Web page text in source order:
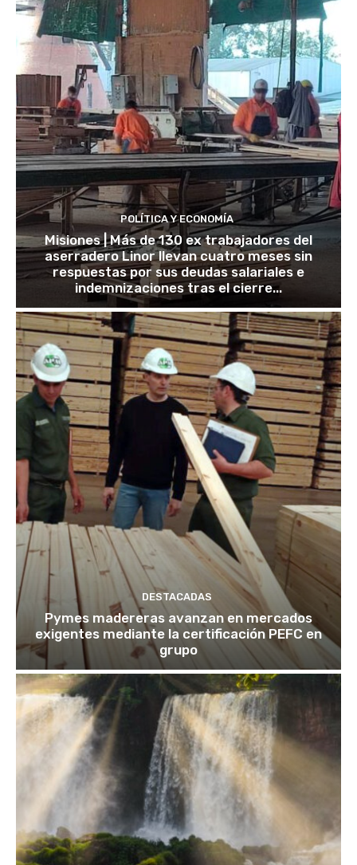
POLÍTICA Y ECONOMÍA
Misiones | Más de 130 ex trabajadores del
aserradero Linor llevan cuatro meses sin
respuestas por sus deudas salariales e
indemnizaciones tras el cierre...
DESTACADAS
Pymes madereras avanzan en mercados
exigentes mediante la certificación PEFC en
grupo